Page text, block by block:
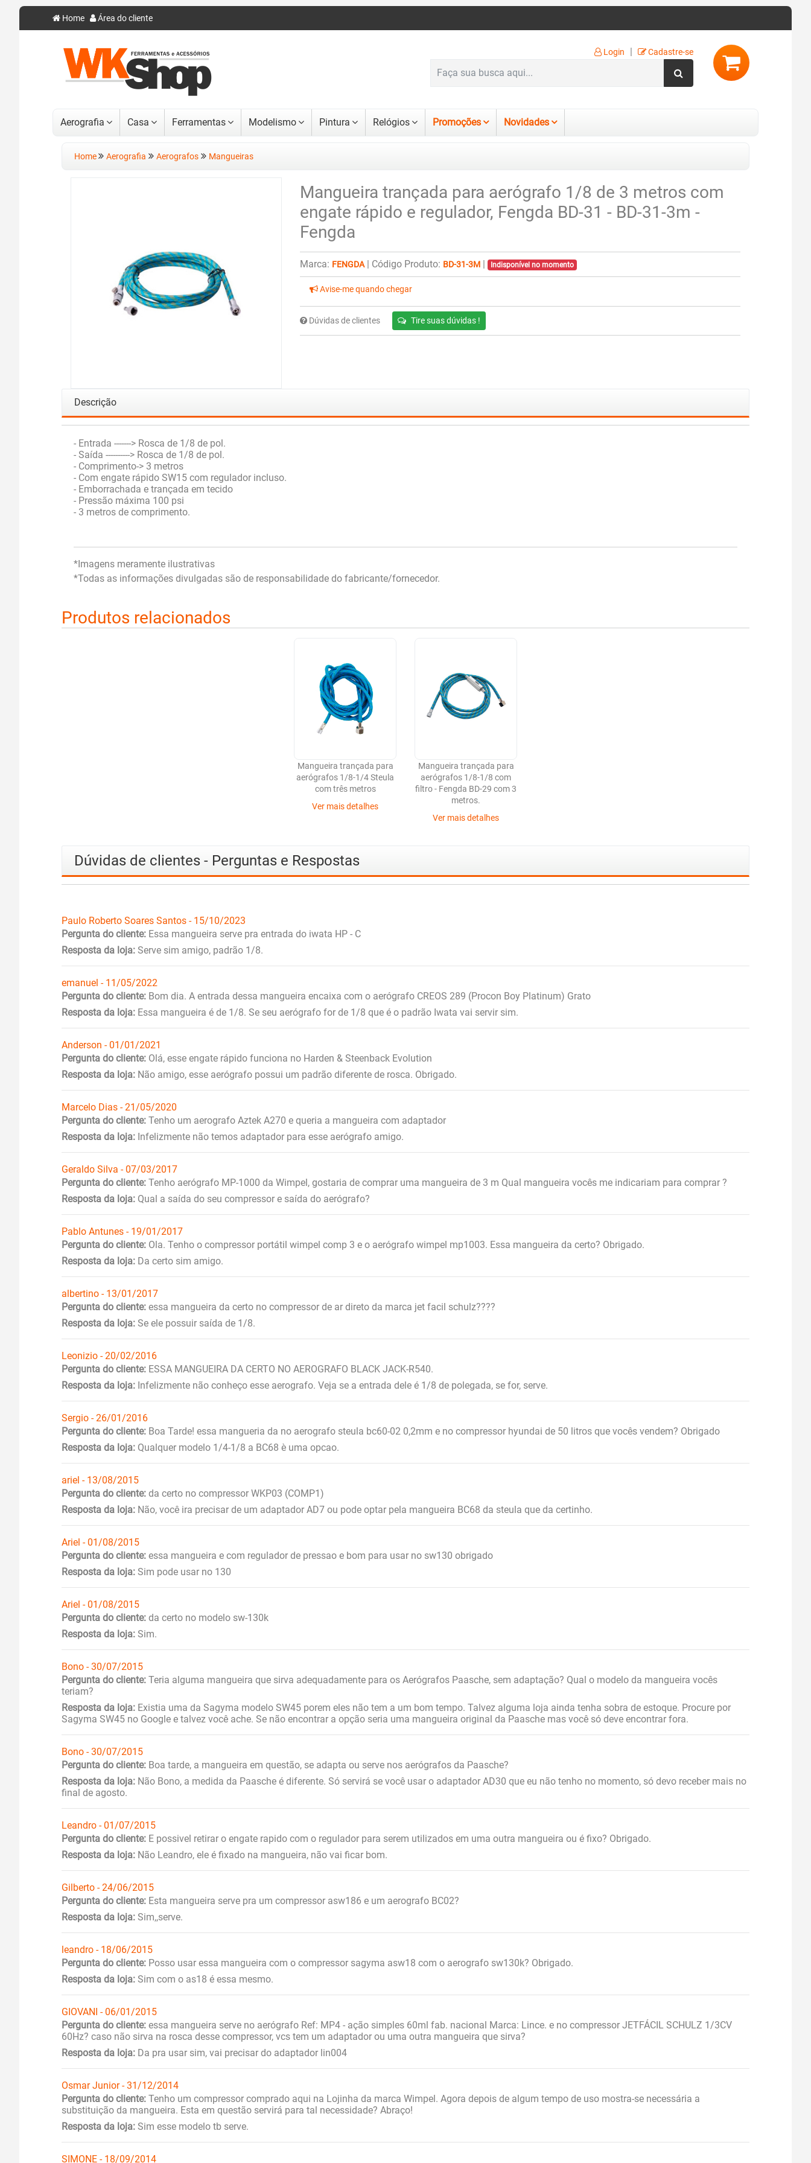
Home Área do cliente
Login | Cadastre-se
Aerografia Casa Ferramentas Modelismo Pintura Relógios Promoções Novidades
Home Aerografia Aerografos Mangueiras
Mangueira trançada para aerógrafo 1/8 de 3 metros com
engate rápido e regulador, Fengda BD-31 - BD-31-3m -
Fengda
Marca: FENGDA| Código Produto: BD-31-3M Indisponível no momento
Avise-me quando chegar
Dúvidas de clientes Tire suas dúvidas !
Descrição
- Entrada -------> Rosca de 1/8 de pol.
- Saída ----------> Rosca de 1/8 de pol.
- Comprimento-> 3 metros
- Com engate rápido SW15 com regulador incluso.
- Emborrachada e trançada em tecido
- Pressão máxima 100 psi
- 3 metros de comprimento.
*Imagens meramente ilustrativas
*Todas as informações divulgadas são de responsabilidade do fabricante/fornecedor.
Produtos relacionados
Mangueira trançada para
aerógrafos 1/8-1/4 Steula
com três metros
Ver mais detalhes
Mangueira trançada para
aerógrafos 1/8-1/8 com
filtro - Fengda BD-29 com 3
metros.
Ver mais detalhes
Dúvidas de clientes - Perguntas e Respostas
Paulo Roberto Soares Santos - 15/10/2023
Pergunta do cliente: Essa mangueira serve pra entrada do iwata HP - C
Resposta da loja: Serve sim amigo, padrão 1/8.
emanuel - 11/05/2022
Pergunta do cliente: Bom dia. A entrada dessa mangueira encaixa com o aerógrafo CREOS 289 (Procon Boy Platinum) Grato
Resposta da loja: Essa mangueira é de 1/8. Se seu aerógrafo for de 1/8 que é o padrão Iwata vai servir sim.
Anderson - 01/01/2021
Pergunta do cliente: Olá, esse engate rápido funciona no Harden & Steenback Evolution
Resposta da loja: Não amigo, esse aerógrafo possui um padrão diferente de rosca. Obrigado.
Marcelo Dias - 21/05/2020
Pergunta do cliente: Tenho um aerografo Aztek A270 e queria a mangueira com adaptador
Resposta da loja: Infelizmente não temos adaptador para esse aerógrafo amigo.
Geraldo Silva - 07/03/2017
Pergunta do cliente: Tenho aerógrafo MP-1000 da Wimpel, gostaria de comprar uma mangueira de 3 m Qual mangueira vocês me indicariam para comprar ?
Resposta da loja: Qual a saída do seu compressor e saída do aerógrafo?
Pablo Antunes - 19/01/2017
Pergunta do cliente: Ola. Tenho o compressor portátil wimpel comp 3 e o aerógrafo wimpel mp1003. Essa mangueira da certo? Obrigado.
Resposta da loja: Da certo sim amigo.
albertino - 13/01/2017
Pergunta do cliente: essa mangueira da certo no compressor de ar direto da marca jet facil schulz????
Resposta da loja: Se ele possuir saída de 1/8.
Leonizio - 20/02/2016
Pergunta do cliente: ESSA MANGUEIRA DA CERTO NO AEROGRAFO BLACK JACK-R540.
Resposta da loja: Infelizmente não conheço esse aerografo. Veja se a entrada dele é 1/8 de polegada, se for, serve.
Sergio - 26/01/2016
Pergunta do cliente: Boa Tarde! essa mangueria da no aerografo steula bc60-02 0,2mm e no compressor hyundai de 50 litros que vocês vendem? Obrigado
Resposta da loja: Qualquer modelo 1/4-1/8 a BC68 è uma opcao.
ariel - 13/08/2015
Pergunta do cliente: da certo no compressor WKP03 (COMP1)
Resposta da loja: Não, você ira precisar de um adaptador AD7 ou pode optar pela mangueira BC68 da steula que da certinho.
Ariel - 01/08/2015
Pergunta do cliente: essa mangueira e com regulador de pressao e bom para usar no sw130 obrigado
Resposta da loja: Sim pode usar no 130
Ariel - 01/08/2015
Pergunta do cliente: da certo no modelo sw-130k
Resposta da loja: Sim.
Bono - 30/07/2015
Pergunta do cliente: Teria alguma mangueira que sirva adequadamente para os Aerógrafos Paasche, sem adaptação? Qual o modelo da mangueira vocês
teriam?
Resposta da loja: Existia uma da Sagyma modelo SW45 porem eles não tem a um bom tempo. Talvez alguma loja ainda tenha sobra de estoque. Procure por
Sagyma SW45 no Google e talvez você ache. Se não encontrar a opção seria uma mangueira original da Paasche mas você só deve encontrar fora.
Bono - 30/07/2015
Pergunta do cliente: Boa tarde, a mangueira em questão, se adapta ou serve nos aerógrafos da Paasche?
Resposta da loja: Não Bono, a medida da Paasche é diferente. Só servirá se você usar o adaptador AD30 que eu não tenho no momento, só devo receber mais no
final de agosto.
Leandro - 01/07/2015
Pergunta do cliente: E possivel retirar o engate rapido com o regulador para serem utilizados em uma outra mangueira ou é fixo? Obrigado.
Resposta da loja: Não Leandro, ele é fixado na mangueira, não vai ficar bom.
Gilberto - 24/06/2015
Pergunta do cliente: Esta mangueira serve pra um compressor asw186 e um aerografo BC02?
Resposta da loja: Sim,,serve.
leandro - 18/06/2015
Pergunta do cliente: Posso usar essa mangueira com o compressor sagyma asw18 com o aerografo sw130k? Obrigado.
Resposta da loja: Sim com o as18 é essa mesmo.
GIOVANI - 06/01/2015
Pergunta do cliente: essa mangueira serve no aerógrafo Ref: MP4 - ação simples 60ml fab. nacional Marca: Lince. e no compressor JETFÁCIL SCHULZ 1/3CV
60Hz? caso não sirva na rosca desse compressor, vcs tem um adaptador ou uma outra mangueira que sirva?
Resposta da loja: Da pra usar sim, vai precisar do adaptador lin004
Osmar Junior - 31/12/2014
Pergunta do cliente: Tenho um compressor comprado aqui na Lojinha da marca Wimpel. Agora depois de algum tempo de uso mostra-se necessária a
substituição da mangueira. Esta em questão servirá para tal necessidade? Abraço!
Resposta da loja: Sim esse modelo tb serve.
SIMONE - 18/09/2014